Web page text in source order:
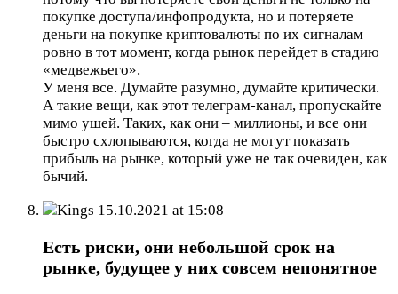
покупке доступа/инфопродукта, но и потеряете
деньги на покупке криптовалюты по их сигналам
ровно в тот момент, когда рынок перейдет в стадию
«медвежьего».
У меня все. Думайте разумно, думайте критически.
А такие вещи, как этот телеграм-канал, пропускайте
мимо ушей. Таких, как они – миллионы, и все они
быстро схлопываются, когда не могут показать
прибыль на рынке, который уже не так очевиден, как
бычий.
Kings 15.10.2021 at 15:08
Есть риски, они небольшой срок на
рынке, будущее у них совсем непонятное